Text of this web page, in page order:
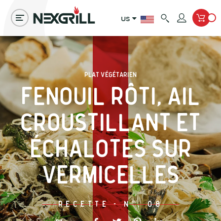
Toggle
Menu
US SearchAccount
View
Cart
Plat végétarien
Fenouil rôti, ail
croustillant et
échalotes sur
vermicelles
Recette-N°.08